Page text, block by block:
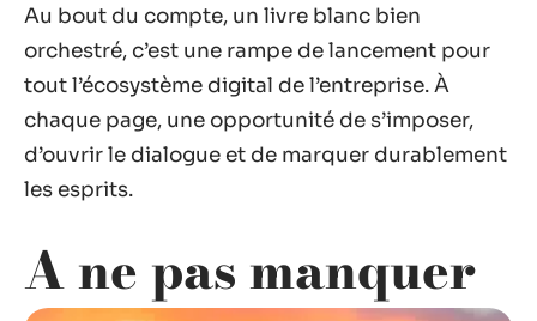
Au bout du compte, un livre blanc bien
orchestré, c’est une rampe de lancement pour
tout l’écosystème digital de l’entreprise. À
chaque page, une opportunité de s’imposer,
d’ouvrir le dialogue et de marquer durablement
les esprits.
A ne pas manquer